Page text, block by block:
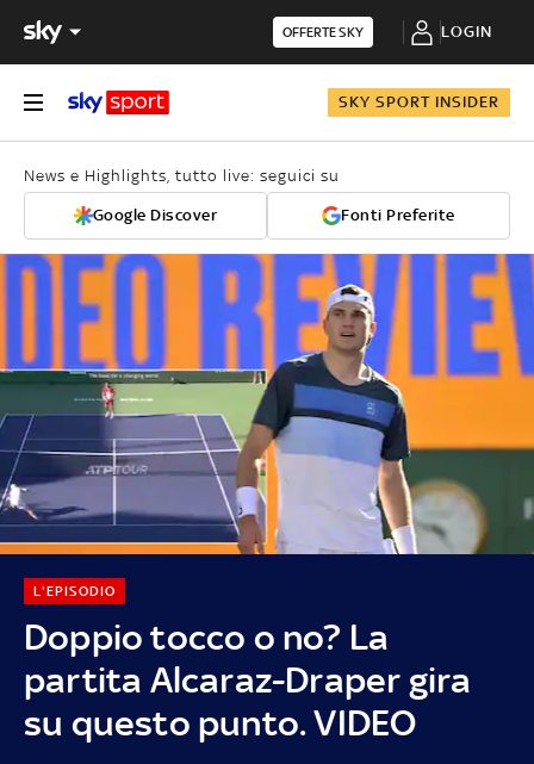
OFFERTE SKY LOGIN
SKY SPORT INSIDER
News e Highlights, tutto live: seguici su
Google Discover Fonti Preferite
Doppio tocco o no? La
partita Alcaraz-Draper gira
su questo punto. VIDEO
L'EPISODIO